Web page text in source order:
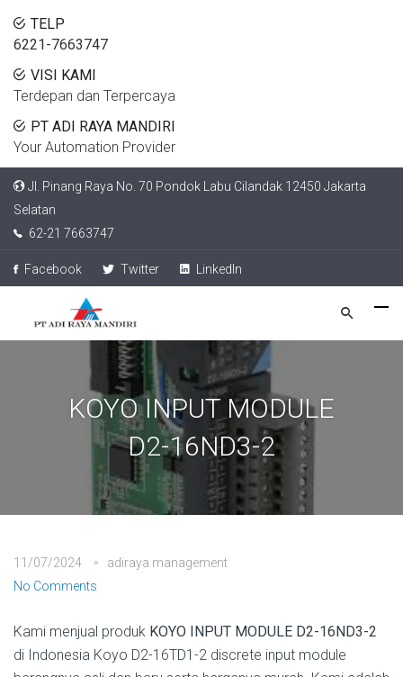
TELP
6221-7663747
VISI KAMI
Terdepan dan Terpercaya
PT ADI RAYA MANDIRI
Your Automation Provider
Jl. Pinang Raya No. 70 Pondok Labu Cilandak 12450 Jakarta
Selatan
62-21 7663747
Facebook Twitter LinkedIn
KOYO INPUT MODULE
D2-16ND3-2
11/07/2024
adiraya management
No Comments
Kami menjual produk KOYO INPUT MODULE D2-16ND3-2
di Indonesia Koyo D2-16TD1-2 discrete input module